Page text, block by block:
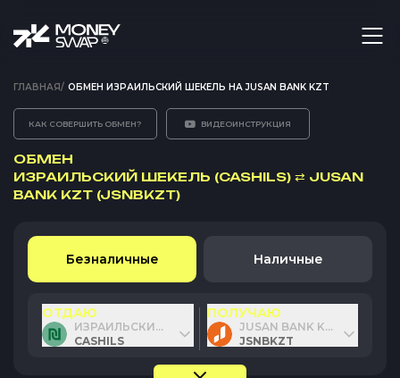
ГЛАВНАЯ/ ОБМЕН ИЗРАИЛЬСКИЙ ШЕКЕЛЬ НА JUSAN BANK KZT
КАК СОВЕРШИТЬ ОБМЕН? ВИДЕОИНСТРУКЦИЯ
ОБМЕН
ИЗРАИЛЬСКИЙ ШЕКЕЛЬ (CASHILS) ⇄ JUSAN
BANK KZT (JSNBKZT)
Безналичные Наличные
ОТДАЮ
ИЗРАИЛЬСКИЙ ШЕКЕЛЬ
CASHILS
ПОЛУЧАЮ
JUSAN BANK KZT
JSNBKZT